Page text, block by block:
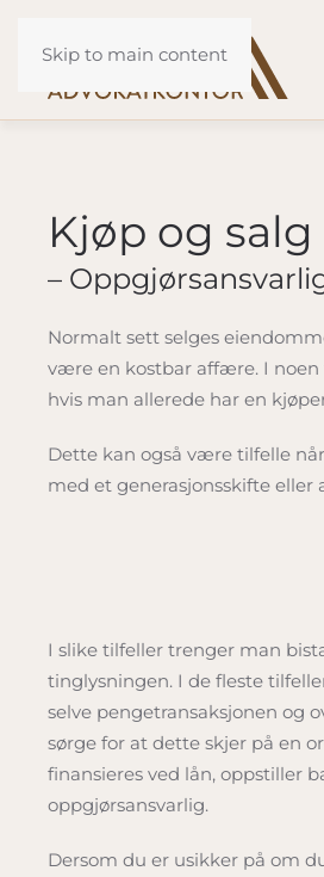
Skip to main content
Kjøp og
–
Normalt sett selges
være en kostbar affære. I noen
hvis man allerede har en
Dette kan også være tilfelle
med et generasjonsskifte eller
I slike tilfeller trenger man
tinglysningen. I de fleste
selve pengetransaksjonen og
sørge for at dette skjer på en
finansieres ved lån, oppstiller
oppgjørsansvarlig.
Dersom du er usikker på om